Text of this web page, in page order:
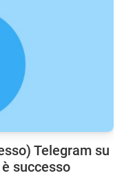
Telegram su
successo